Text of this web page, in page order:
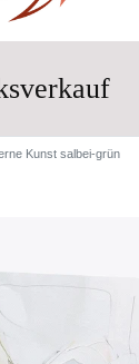
Kunst salbei-grün